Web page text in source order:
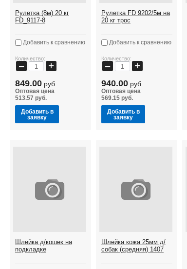
Рулетка (8м) 20 кг
FD_9117-8
Добавить к сравнению
Количество:
− +
849.00 руб.
Оптовая цена
513.57 руб.
Добавить в
заявку
Рулетка FD 9202/5м на
20 кг трос
Добавить к сравнению
Количество:
− +
940.00 руб.
Оптовая цена
569.15 руб.
Добавить в
заявку
Шлейка д/кошек на
подкладке
Шлейка кожа 25мм д/
собак (средняя) 1407